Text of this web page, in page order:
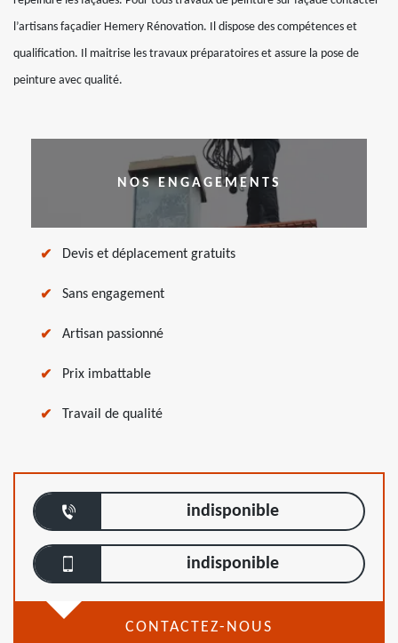
l’artisans façadier Hemery Rénovation. Il dispose des compétences et
qualification. Il maitrise les travaux préparatoires et assure la pose de
peinture avec qualité.
NOS ENGAGEMENTS
Devis et déplacement gratuits
Sans engagement
Artisan passionné
Prix imbattable
Travail de qualité
indisponible
indisponible
CONTACTEZ-NOUS